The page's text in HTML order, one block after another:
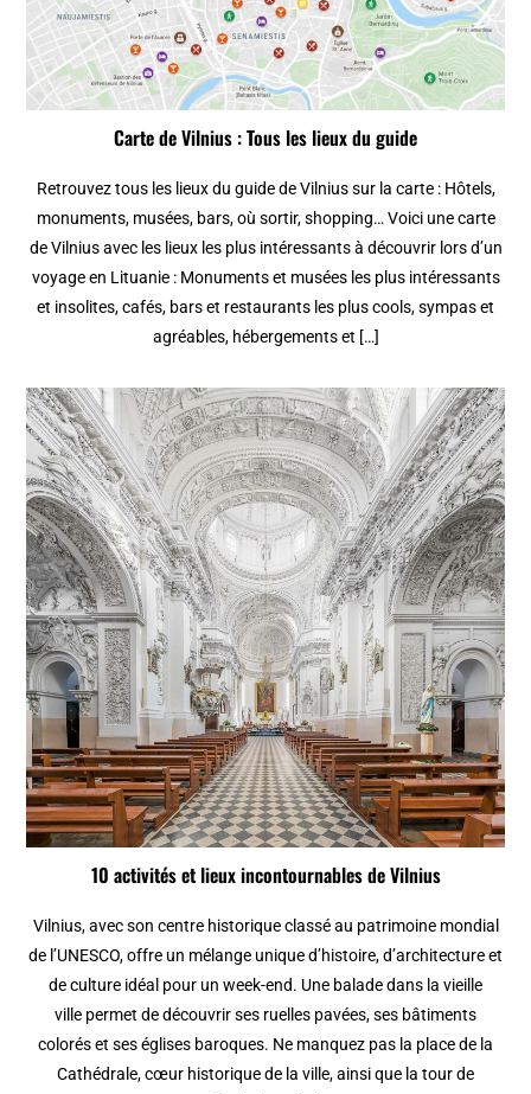
Carte de Vilnius : Tous les lieux du guide
Retrouvez tous les lieux du guide de Vilnius sur la carte : Hôtels,
monuments, musées, bars, où sortir, shopping… Voici une carte
de Vilnius avec les lieux les plus intéressants à découvrir lors d’un
voyage en Lituanie : Monuments et musées les plus intéressants
et insolites, cafés, bars et restaurants les plus cools, sympas et
agréables, hébergements et […]
10 activités et lieux incontournables de Vilnius
Vilnius, avec son centre historique classé au patrimoine mondial
de l’UNESCO, offre un mélange unique d’histoire, d’architecture et
de culture idéal pour un week-end. Une balade dans la vieille
ville permet de découvrir ses ruelles pavées, ses bâtiments
colorés et ses églises baroques. Ne manquez pas la place de la
Cathédrale, cœur historique de la ville, ainsi que la tour de